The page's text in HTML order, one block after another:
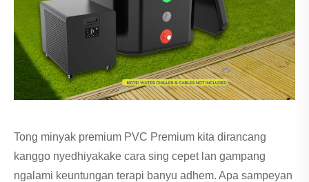
Tong minyak premium PVC Premium kita dirancang
kanggo nyedhiyakake cara sing cepet lan gampang
ngalami keuntungan terapi banyu adhem. Apa sampeyan